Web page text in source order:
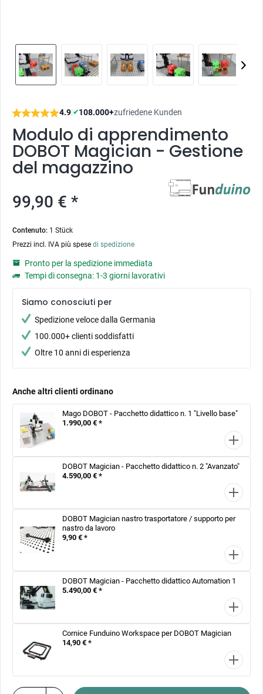
4.9|✔108.000+zufriedene Kunden
Modulo di apprendimento
DOBOT Magician - Gestione
del magazzino
99,90 € *
Contenuto: 1 Stück
Prezzi incl. IVA più spese di spedizione
Pronto per la spedizione immediata
Tempi di consegna: 1-3 giorni lavorativi
Siamo conosciuti per
Spedizione veloce dalla Germania
100.000+ clienti soddisfatti
Oltre 10 anni di esperienza
Anche altri clienti ordinano
Mago DOBOT - Pacchetto didattico n. 1 "Livello base"
1.990,00 € *
DOBOT Magician - Pacchetto didattico n. 2 "Avanzato"
4.590,00 € *
DOBOT Magician nastro trasportatore / supporto per
nastro da lavoro
9,90 € *
DOBOT Magician - Pacchetto didattico Automation 1
5.490,00 € *
Cornice Funduino Workspace per DOBOT Magician
14,90 € *